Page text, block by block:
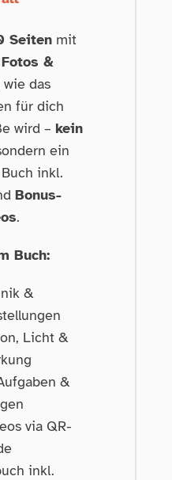
Seitenmit
&
wie das
für dich
wird – kein
ein
inkl.
Bonus-
.
Buch:
&
Licht &
&
via QR-
inkl.